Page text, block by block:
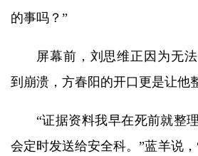
的事吗？”
屏幕前，刘思维正因为无
到崩溃，方春阳的开口更是让他
“证据资料我早在死前就整
会定时发送给安全科。”蓝羊说